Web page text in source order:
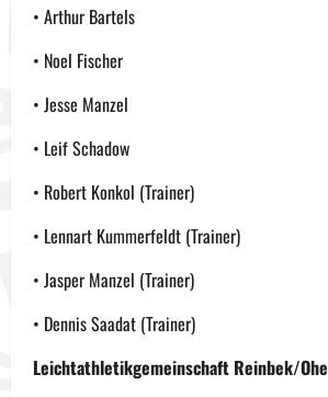
• Arthur Bartels
• Noel Fischer
• Jesse Manzel
• Leif Schadow
• Robert Konkol (Trainer)
• Lennart Kummerfeldt (Trainer)
• Jasper Manzel (Trainer)
• Dennis Saadat (Trainer)
Leichtathletikgemeinschaft Reinbek/Ohe